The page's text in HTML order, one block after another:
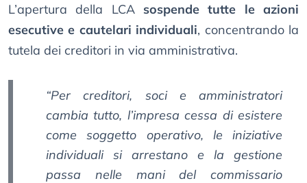
L’apertura della LCA sospende tutte le azioni
esecutive e cautelari individuali, concentrando la
tutela dei creditori in via amministrativa.
“Per creditori, soci e amministratori
cambia tutto, l’impresa cessa di esistere
come soggetto operativo, le iniziative
individuali si arrestano e la gestione
passa nelle mani del commissario